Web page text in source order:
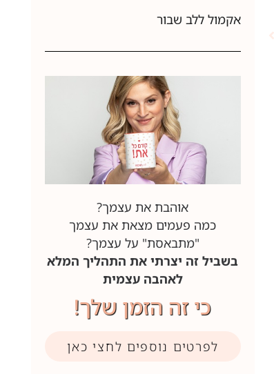
אקמול ללב שבור
אוהבת את עצמך?
כמה פעמים מצאת את עצמך
"מתבאסת" על עצמך?
בשביל זה יצרתי את התהליך המלא
לאהבה עצמית
כי זה הזמן שלך!
לפרטים נוספים לחצי כאן